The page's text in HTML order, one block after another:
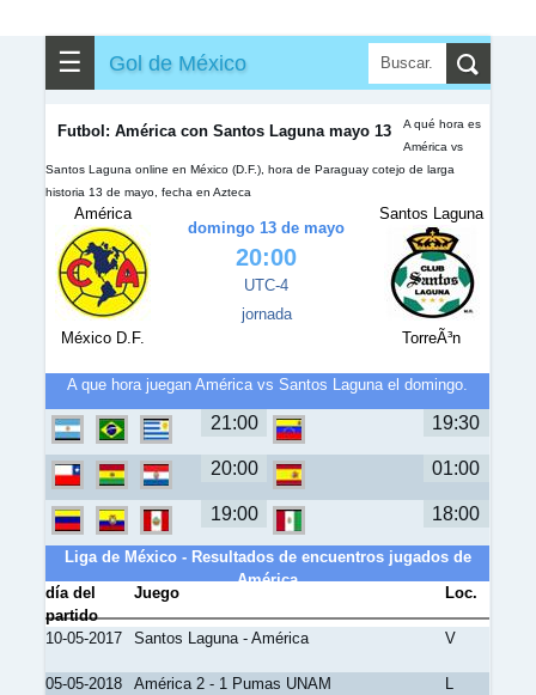
☰ Gol de México
Futbol: América con Santos Laguna mayo 13
A qué hora es
América vs
Santos Laguna online en México (D.F.), hora de Paraguay cotejo de larga
historia 13 de mayo, fecha en Azteca
América
México D.F.
domingo 13 de mayo
20:00
UTC-4
jornada
Santos Laguna
TorreÃ³n
A que hora juegan América vs Santos Laguna el domingo.
21:00 19:30
20:00 01:00
19:00 18:00
Liga de México - Resultados de encuentros jugados de
América
día del
partido
Juego Loc.
10-05-2017 Santos Laguna - América V
05-05-2018 América 2 - 1 Pumas UNAM L